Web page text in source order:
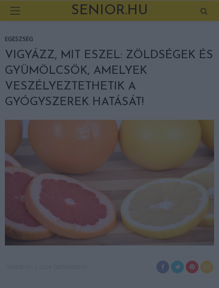
SENIOR.HU
EGÉSZSÉG
VIGYÁZZ, MIT ESZEL: ZÖLDSÉGEK ÉS
GYÜMÖLCSÖK, AMELYEK
VESZÉLYEZTETHETIK A
GYÓGYSZEREK HATÁSÁT!